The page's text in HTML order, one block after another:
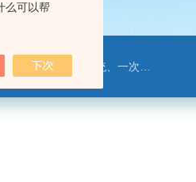
么可以帮
、一次压力传感器 ，圣戈班管